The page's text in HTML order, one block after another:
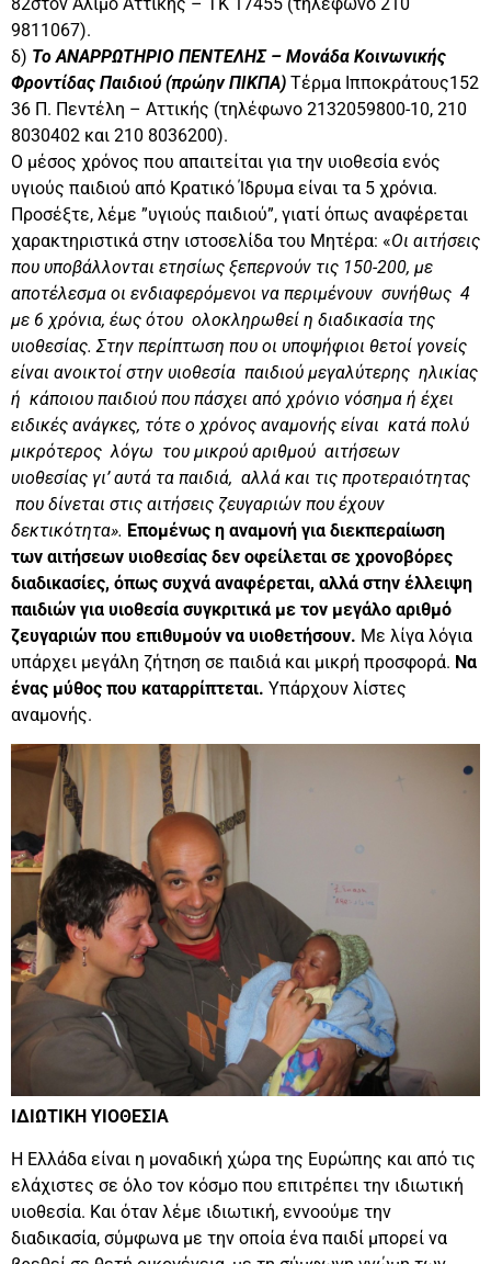
9811067).
δ) Το ΑΝΑΡΡΩΤΗΡΙΟ ΠΕΝΤΕΛΗΣ – Μονάδα Κοινωνικής
Φροντίδας Παιδιού (πρώην ΠΙΚΠΑ) Τέρμα Ιπποκράτους152
36 Π. Πεντέλη – Αττικής (τηλέφωνο 2132059800-10, 210
8030402 και 210 8036200).
Ο μέσος χρόνος που απαιτείται για την υιοθεσία ενός
υγιούς παιδιού από Κρατικό Ίδρυμα είναι τα 5 χρόνια.
Προσέξτε, λέμε ”υγιούς παιδιού”, γιατί όπως αναφέρεται
χαρακτηριστικά στην ιστοσελίδα του Μητέρα: «Οι αιτήσεις
που υποβάλλονται ετησίως ξεπερνούν τις 150-200, με
αποτέλεσμα οι ενδιαφερόμενοι να περιμένουν συνήθως 4
με 6 χρόνια, έως ότου ολοκληρωθεί η διαδικασία της
υιοθεσίας. Στην περίπτωση που οι υποψήφιοι θετοί γονείς
είναι ανοικτοί στην υιοθεσία παιδιού μεγαλύτερης ηλικίας
ή κάποιου παιδιού που πάσχει από χρόνιο νόσημα ή έχει
ειδικές ανάγκες, τότε ο χρόνος αναμονής είναι κατά πολύ
μικρότερος λόγω του μικρού αριθμού αιτήσεων
υιοθεσίας γι’ αυτά τα παιδιά, αλλά και τις προτεραιότητας
που δίνεται στις αιτήσεις ζευγαριών που έχουν
δεκτικότητα». Επομένως η αναμονή για διεκπεραίωση
των αιτήσεων υιοθεσίας δεν οφείλεται σε χρονοβόρες
διαδικασίες, όπως συχνά αναφέρεται, αλλά στην έλλειψη
παιδιών για υιοθεσία συγκριτικά με τον μεγάλο αριθμό
ζευγαριών που επιθυμούν να υιοθετήσουν. Με λίγα λόγια
υπάρχει μεγάλη ζήτηση σε παιδιά και μικρή προσφορά. Να
ένας μύθος που καταρρίπτεται. Υπάρχουν λίστες
αναμονής.
ΙΔΙΩΤΙΚΗ ΥΙΟΘΕΣΙΑ
Η Ελλάδα είναι η μοναδική χώρα της Ευρώπης και από τις
ελάχιστες σε όλο τον κόσμο που επιτρέπει την ιδιωτική
υιοθεσία. Και όταν λέμε ιδιωτική, εννοούμε την
διαδικασία, σύμφωνα με την οποία ένα παιδί μπορεί να